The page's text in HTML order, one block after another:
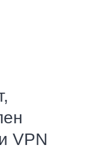
VPN